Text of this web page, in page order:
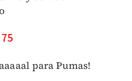
para Pumas!